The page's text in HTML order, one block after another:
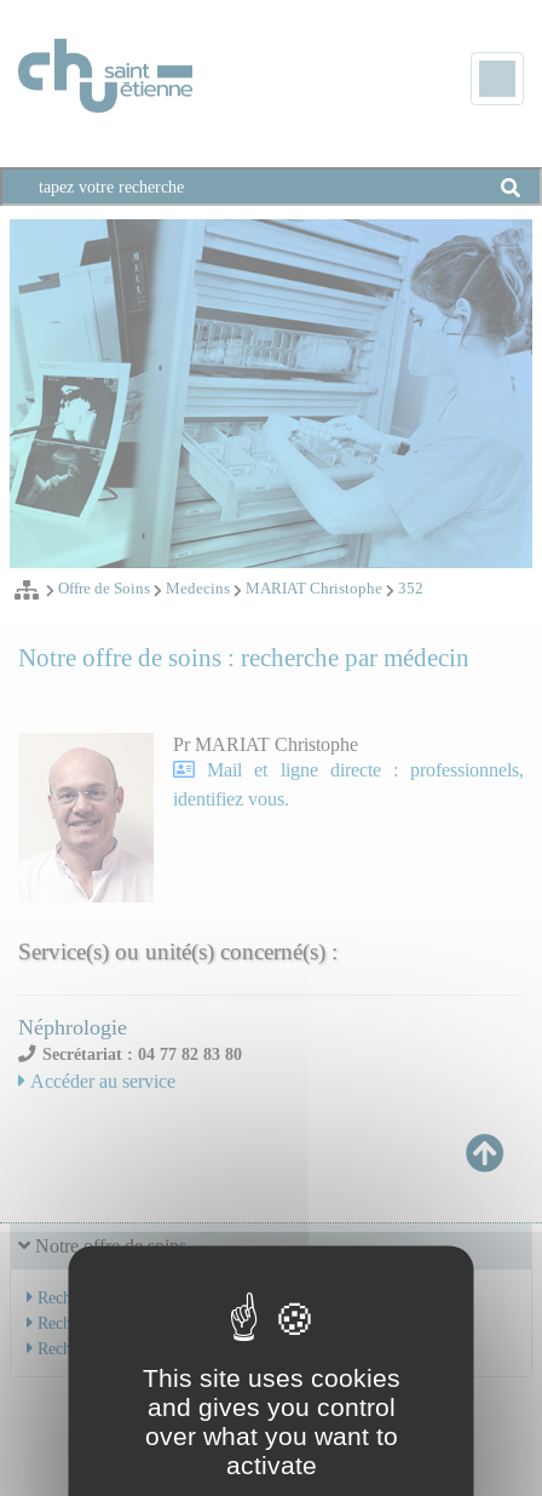
Offre de Soins Medecins MARIAT Christophe 352
Notre offre de soins
Recherche par service
Recherche par spécialité
Recherche par médecin
Notre offre de soins : recherche par médecin
Pr MARIAT Christophe
Mail et ligne directe : professionnels,
identifiez vous.
Service(s) ou unité(s) concerné(s) :
Néphrologie
Secrétariat : 04 77 82 83 80
Accéder au service
This site uses cookies
and gives you control
over what you want to
activate